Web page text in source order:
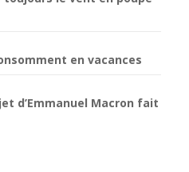
en vacances
d’Emmanuel Macron fait